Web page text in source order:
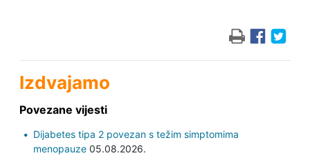
Izdvajamo
Povezane vijesti
Dijabetes tipa 2 povezan s težim simptomima
menopauze05.08.2026.